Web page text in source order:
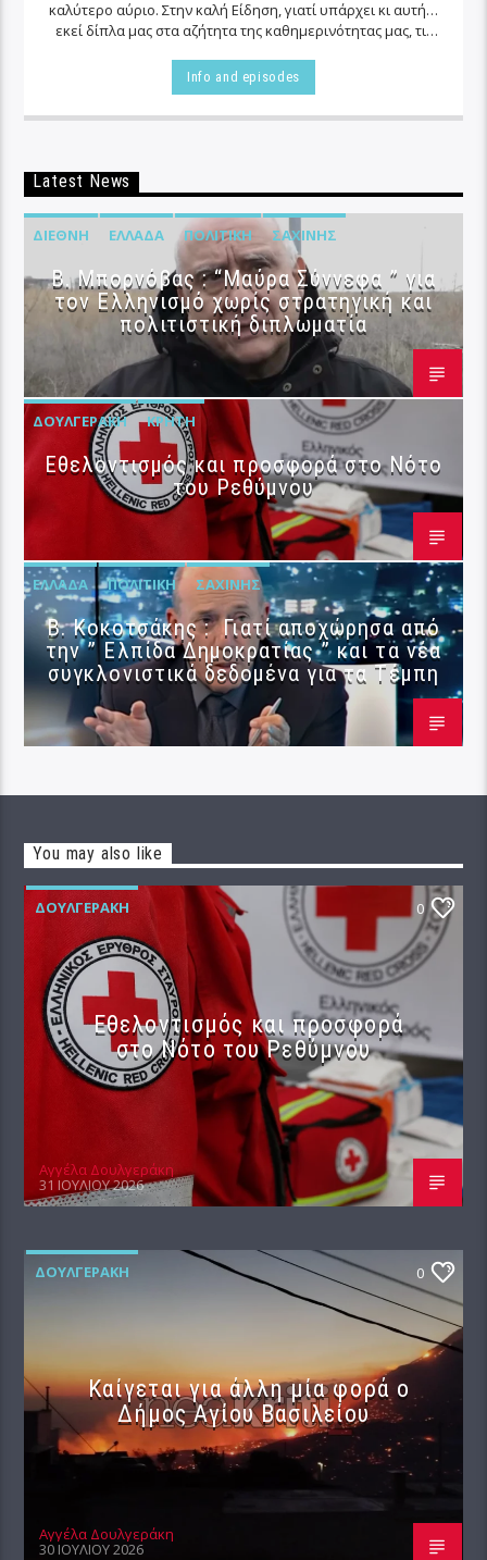
καλύτερο αύριο. Στην καλή Είδηση, γιατί υπάρχει κι αυτή…
εκεί δίπλα μας στα αζήτητα της καθημερινότητας μας, τις
Info and episodes
Latest News
ΔΙΕΘΝΉ ΕΛΛΆΔΑ ΠΟΛΙΤΙΚΉ ΣΑΧΊΝΗΣ
B. Μπορνόβας : “Μαύρα Σύννεφα ” για
τον Ελληνισμό χωρίς στρατηγική και
πολιτιστική διπλωματία
ΔΟΥΛΓΕΡΆΚΗ ΚΡΉΤΗ
Εθελοντισμός και προσφορά στο Νότο
του Ρεθύμνου
ΕΛΛΆΔΑ ΠΟΛΙΤΙΚΉ ΣΑΧΊΝΗΣ
Β. Κοκοτσάκης : Γιατί αποχώρησα από
την ” Ελπίδα Δημοκρατίας ” και τα νέα
συγκλονιστικά δεδομένα για τα Τέμπη
You may also like
ΔΟΥΛΓΕΡΆΚΗ 0
Εθελοντισμός και προσφορά
στο Νότο του Ρεθύμνου
Αγγέλα Δουλγεράκη
31 ΙΟΥΛΊΟΥ 2026
ΔΟΥΛΓΕΡΆΚΗ 0
Καίγεται για άλλη μία φορά ο
Δήμος Αγίου Βασιλείου
Αγγέλα Δουλγεράκη
30 ΙΟΥΛΊΟΥ 2026